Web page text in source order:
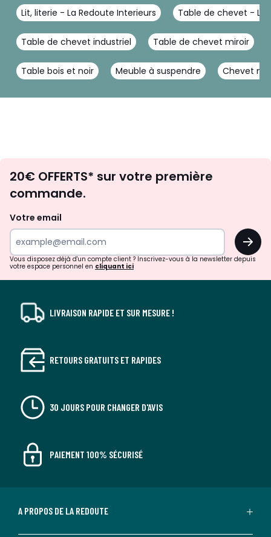
Lit, literie - La Redoute Interieurs Table de chevet - La
Table de chevet industriel Table de chevet miroir
Table bois et noir Meuble à suspendre Chevet
d'inspirations
surprises?
20€ OFFERTS* sur votre première
commande.
Votre email
OK
Vous disposez déjà d'un compte client ? Inscrivez-vous à la newsletter depuis
votre espace personnel en cliquant ici
LIVRAISON RAPIDE ET SUR MESURE !
RETOURS GRATUITS ET RAPIDES
30 JOURS POUR CHANGER D'AVIS
PAIEMENT 100% SÉCURISÉ
A PROPOS DE LA REDOUTE